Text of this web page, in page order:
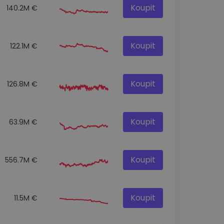
140.2M € Koupit
122.1M € Koupit
126.8M € Koupit
63.9M € Koupit
556.7M € Koupit
11.5M € Koupit